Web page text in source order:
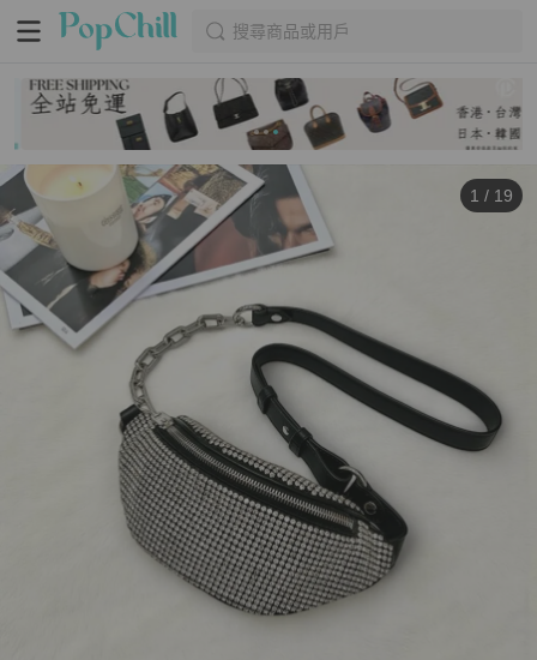
搜尋商品或用戶
1 / 19